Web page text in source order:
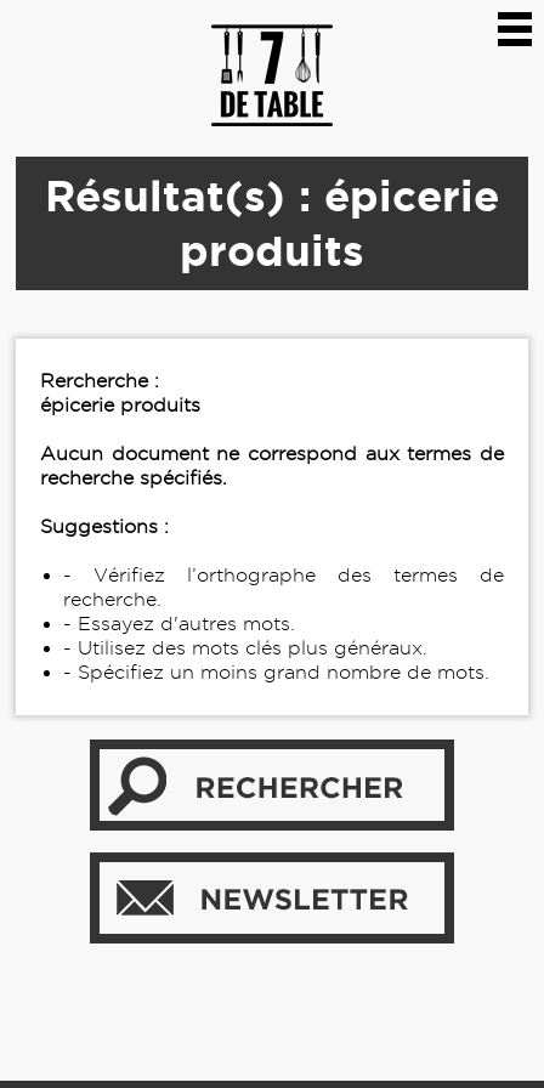
Résultat(s) : épicerie
produits
Rercherche :
épicerie produits
Aucun document ne correspond aux termes de
recherche spécifiés.
Suggestions :
- Vérifiez l’orthographe des termes de
recherche.
- Essayez d'autres mots.
- Utilisez des mots clés plus généraux.
- Spécifiez un moins grand nombre de mots.